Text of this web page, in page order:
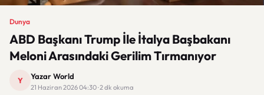
Dunya
ABD Başkanı Trump İle İtalya Başbakanı
Meloni Arasındaki Gerilim Tırmanıyor
Y Yazar World
21 Haziran 2026 04:30 · 2 dk okuma